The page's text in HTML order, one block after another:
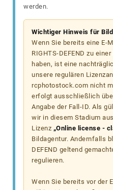
werden.
Wichtiger Hinweis für
Wenn Sie bereits eine E-
RIGHTS-DEFEND zu
haben, ist eine
unsere regulären
rcphotostock.com nicht
erfolgt ausschließlich
Angabe der Fall-ID. Als
wir in diesem Stadium
Lizenz „Online license -
Bildagentur. Andernfalls
DEFEND geltend
regulieren.
Wenn Sie bereits vor der